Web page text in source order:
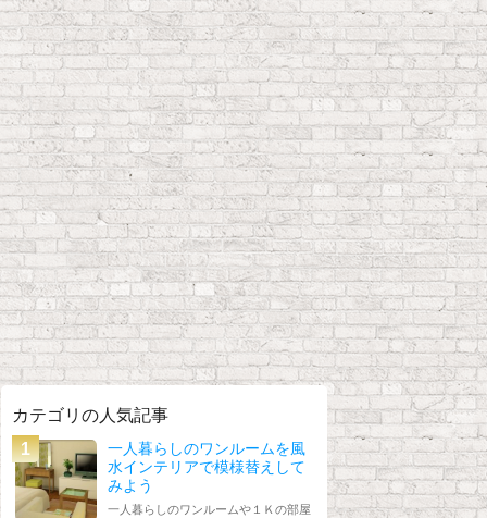
カテゴリの人気記事
一人暮らしのワンルームを風
水インテリアで模様替えして
みよう
一人暮らしのワンルームや１Ｋの部屋